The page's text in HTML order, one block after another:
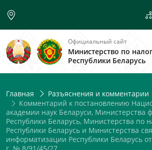
Официальный сайт
Министерство по
Республики Беларусь
Главная
Разъяснения и комментарии
Комментарий к постановлению
академии наук Беларуси, Министерства
Республики Беларусь, Министерства по
Республики Беларусь и Министерства
информатизации Республики Беларусь